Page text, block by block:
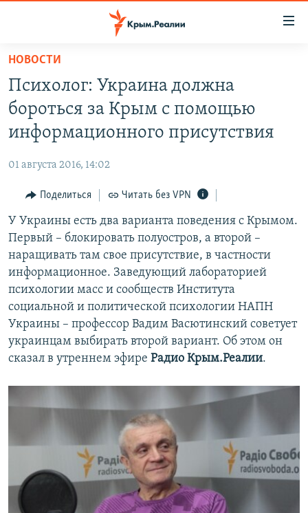
Вернуться
основному
содержанию
Вернутся
главной
навигации
Вернутся
поиску
СПЕЦПРОЕКТЫ
ГРУЗ 200
11 ЛЕТ ОККУПАЦИИ КРЫМА. 11 ИСТОРИЙ СОПРОТИВЛЕНИЯ
ВОДА
ЕЩЕ
ИНТЕРАКТИВ
ИНФОГРАФИКА
ТЕЛЕПРОЕКТ КРЫМ.РЕАЛИИ
СОВЕТЫ ПРАВОЗАЩИТНИКОВ
ПРОПАВШИЕ БЕЗ ВЕСТИ
ПОБЕДИТЕЛЕЙ НЕ СУДЯТ?
КРЫМ.НЕПОКОРЕННЫЙ
РАДІО СВОБОДА
КАК ОБОЙТИ БЛОКИРОВКУ
Українською
Qırımtatar
ПРИСОЕДИНЯЙТЕСЬ!
Все сайты RFE/RL
НОВОСТИ
Психолог: Украина должна
бороться за Крым с помощью
информационного присутствия
01 августа 2016, 14:02
Поделиться Читать без VPN
У Украины есть два варианта поведения с Крымом.
Первый – блокировать полуостров, а второй –
наращивать там свое присутствие, в частности
информационное. Заведующий лабораторией
психологии масс и сообществ Института
социальной и политической психологии НАПН
Украины – профессор Вадим Васютинский советует
украинцам выбирать второй вариант. Об этом он
сказал в утреннем эфире Радио Крым.Реалии.